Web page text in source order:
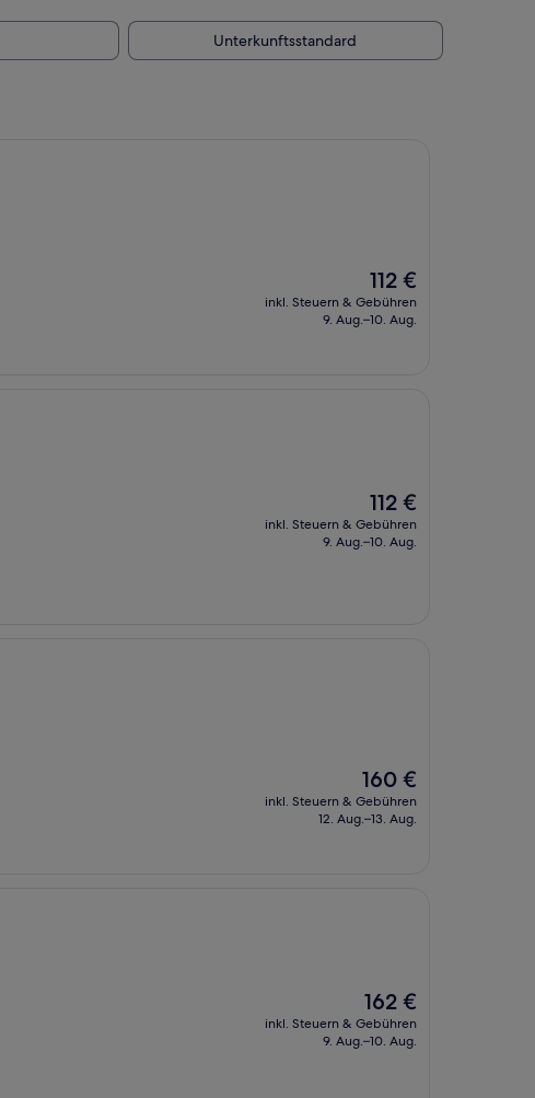
Unterkunftsstandard
Der
Preis
beträgt
112 €
inkl. Steuern & Gebühren
9. Aug.–10. Aug.
Der
Preis
beträgt
112 €
inkl. Steuern & Gebühren
9. Aug.–10. Aug.
Der
Preis
beträgt
160 €
inkl. Steuern & Gebühren
12. Aug.–13. Aug.
Der
Preis
beträgt
162 €
inkl. Steuern & Gebühren
9. Aug.–10. Aug.